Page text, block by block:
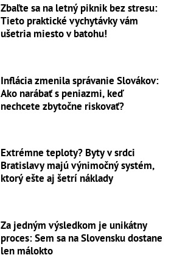
Zbaľte sa na letný piknik bez stresu:
Tieto praktické vychytávky vám
ušetria miesto v batohu!
Inflácia zmenila správanie Slovákov:
Ako narábať s peniazmi, keď
nechcete zbytočne riskovať?
Extrémne teploty? Byty v srdci
Bratislavy majú výnimočný systém,
ktorý ešte aj šetrí náklady
Za jedným výsledkom je unikátny
proces: Sem sa na Slovensku dostane
len málokto